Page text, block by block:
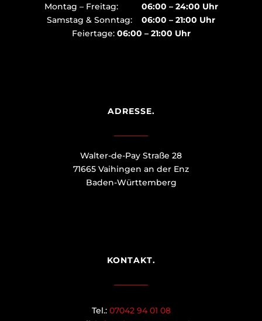
Montag – Freitag: 06:00 – 24:00 Uhr
Samstag & Sonntag: 06:00 – 21:00 Uhr
Feiertage: 06:00 – 21:00 Uhr
ADRESSE.
Walter-de-Pay Straße 28
71665 Vaihingen an der Enz
Baden-Württemberg
KONTAKT.
Tel.: 07042 94 01 08